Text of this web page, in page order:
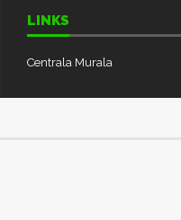
LINKS
Centrala Murala